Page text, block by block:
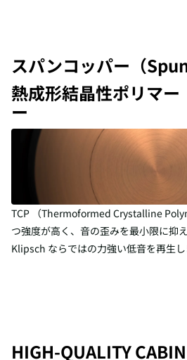
スパンコッパー（
熱成形結晶性ポリマー
ー
TCP （Thermoformed Crystalline
つ強度が高く、音の歪みを最小限に抑
Klipsch ならではの力強い低音を再生し
HIGH-QUALITY